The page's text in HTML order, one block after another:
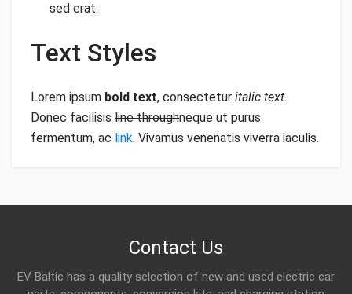
sed erat.
Text Styles
Lorem ipsum bold text, consectetur italic text.
Donec facilisis line throughneque ut purus
fermentum, ac link. Vivamus venenatis viverra iaculis.
Contact Us
EV Baltic has a quality selection of new and used electric car